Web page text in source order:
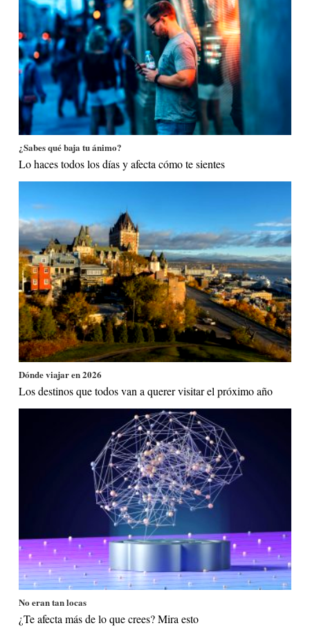
¿Sabes qué baja tu ánimo?
Lo haces todos los días y afecta cómo te sientes
Dónde viajar en 2026
Los destinos que todos van a querer visitar el próximo año
No eran tan locas
¿Te afecta más de lo que crees? Mira esto